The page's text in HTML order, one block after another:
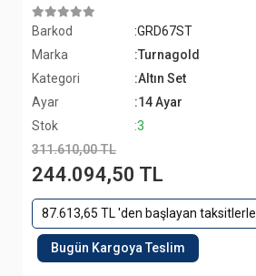
Barkod
:GRD67ST
Marka
:Turnagold
Kategori
:Altın Set
Ayar
:14 Ayar
Stok
:3
311.610,00 TL
244.094,50 TL
87.613,65 TL 'den başlayan taksitlerle
Bugün Kargoya Teslim